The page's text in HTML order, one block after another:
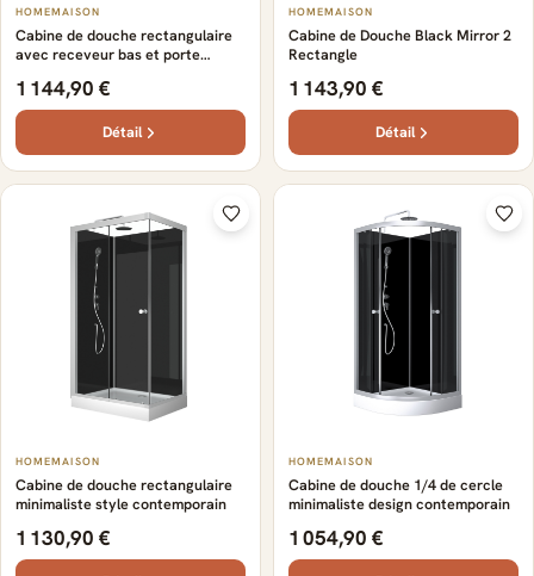
HOMEMAISON
Cabine de douche rectangulaire
avec receveur bas et porte
1 144,90 €
Détail
HOMEMAISON
Cabine de Douche Black Mirror 2
Rectangle
1 143,90 €
Détail
HOMEMAISON
Cabine de douche rectangulaire
minimaliste style contemporain
1 130,90 €
HOMEMAISON
Cabine de douche 1/4 de cercle
minimaliste design contemporain
1 054,90 €